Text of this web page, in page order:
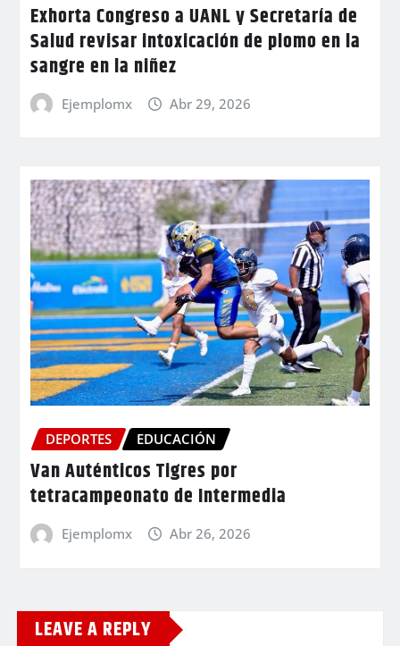
Exhorta Congreso a UANL y Secretaría de
Salud revisar intoxicación de plomo en la
sangre en la niñez
Ejemplomx Abr 29, 2026
DEPORTES EDUCACIÓN
Van Auténticos Tigres por
tetracampeonato de Intermedia
Ejemplomx Abr 26, 2026
LEAVE A REPLY